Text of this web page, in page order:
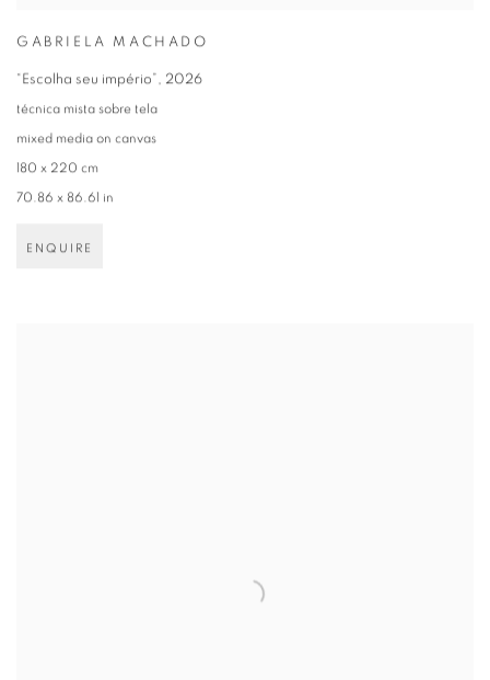
GABRIELA MACHADO
“Escolha seu império” , 2026
técnica mista sobre tela
mixed media on canvas
180 x 220 cm
70.86 x 86.61 in
ENQUIRE